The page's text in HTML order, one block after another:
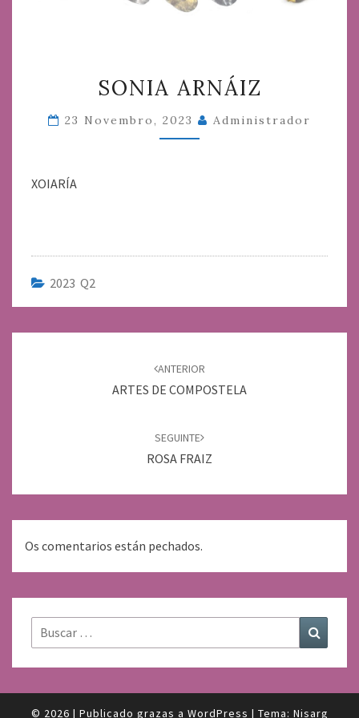
ARNÁIZ
SONIA ARNÁIZ
23 Novembro, 2023 Administrador
XOIARÍA
2023 Q2
ANTERIOR
ARTES DE COMPOSTELA
SEGUINTE
ROSA FRAIZ
Os comentarios están pechados.
Buscar:
© 2026 | Publicado grazas a WordPress | Tema: Nisarg